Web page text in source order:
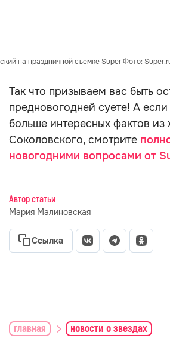
на праздничной съемке Super Фото:
Так что призываем вас быть
предновогодней суете! А если
больше интересных фактов из
Соколовского, смотрите
новогодними вопросами от
Автор статьи
Мария Малиновская
Ссылка
главная новости о звездах